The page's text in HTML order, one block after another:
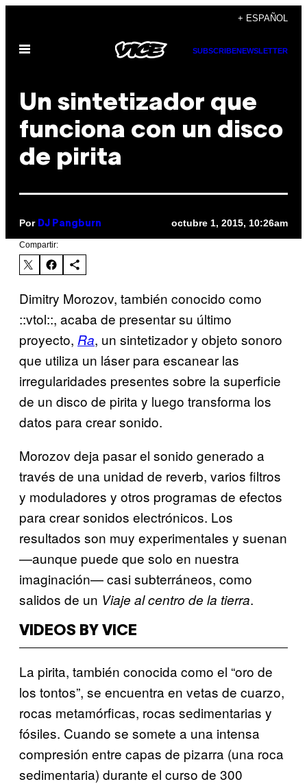
contenido
+ ESPAÑOL
Abrir
SUBSCRIBENEWSLETTER
Un sintetizador que
funciona con un disco
de pirita
Por DJ Pangburn octubre 1, 2015, 10:26am
Compartir:
Dimitry Morozov, también conocido como
::vtol::, acaba de presentar su último
proyecto, Ra, un sintetizador y objeto sonoro
que utiliza un láser para escanear las
irregularidades presentes sobre la superficie
de un disco de pirita y luego transforma los
datos para crear sonido.
Morozov deja pasar el sonido generado a
través de una unidad de reverb, varios filtros
y moduladores y otros programas de efectos
para crear sonidos electrónicos. Los
resultados son muy experimentales y suenan
—aunque puede que solo en nuestra
imaginación— casi subterráneos, como
salidos de un Viaje al centro de la tierra.
VIDEOS BY VICE
La pirita, también conocida como el “oro de
los tontos”, se encuentra en vetas de cuarzo,
rocas metamórficas, rocas sedimentarias y
fósiles. Cuando se somete a una intensa
compresión entre capas de pizarra (una roca
sedimentaria) durante el curso de 300